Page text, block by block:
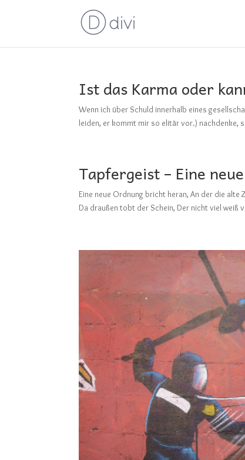
Ist das Karma oder
Wenn ich über Schuld innerhalb eines
leiden, er kommt mir so elitär vor.) nachdenke,
Tapfergeist – Eine
Eine neue Ordnung bricht heran, An der die alte
Da draußen tobt der Schein, Der nicht viel weiß